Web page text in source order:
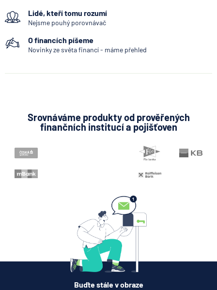
Lidé, kteří tomu rozumí
Nejsme pouhý porovnávač
O financích píšeme
Novinky ze světa financí - máme přehled
Srovnáváme produkty od prověřených
finančních institucí a pojišťoven
Buďte stále v obraze